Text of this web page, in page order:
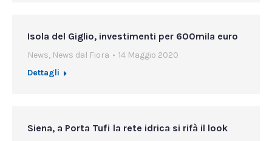
Isola del Giglio, investimenti per 600mila euro
News, News dal Fiora
14 Maggio 2020
Dettagli
Siena, a Porta Tufi la rete idrica si rifà il look